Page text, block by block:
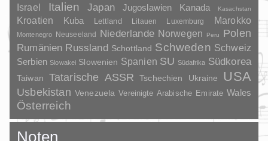
Israel
Italien Japan Jugoslawien Kanada Kasachstan
Kroatien Kuba Lettland Litauen Luxemburg Marokko
Montenegro Neuseeland Niederlande Norwegen Peru
Polen
Rumänien Russland Schottland Schweden Schweiz
Serbien Slowakei Slowenien Spanien SU Südafrika Südkorea
Taiwan Tatarische ASSR Tschechien Ukraine USA
Usbekistan Venezuela Vereinigte Arabische Emirate Wales
Österreich
Noten